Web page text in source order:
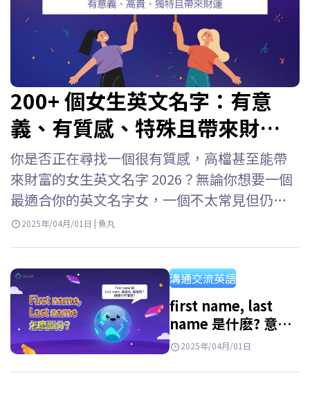
200+ 個女生英文名字：有意
義、有質感、特殊且帶來財
富！
你是否正在尋找一個很有質感，高檔甚至能帶
來財富的女生英文名字 2026？無論你想要一個
最適合你的英文名字女，一個不太常見但仍然
令人印象深刻的名字，還是一個特殊英文名字
母開頭的名字，我們也為你推薦女生英文名字
C、L、T、J、K、A、S、M、W、V 開頭！ 最
適合你的英文名字女 想找到最適合你的英文名
字女嗎？其實從美国女性名字或者英国女性名
2025年/04月/01日 | 魚丸
溝通交流英語
first name, last
name 是什麽? 意
義、用法及正確填寫
2025年/04月/01日